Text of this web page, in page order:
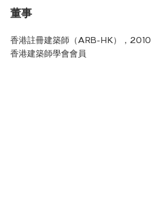
董事
香港註冊建築師（ARB-HK），2010
香港建築師學會會員